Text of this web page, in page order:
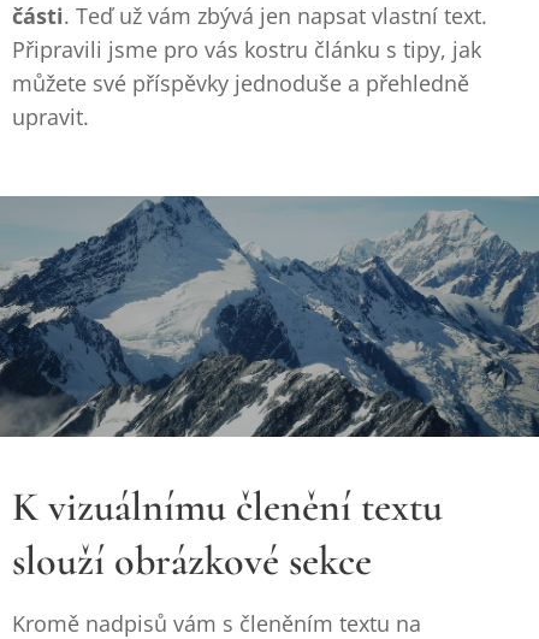
části. Teď už vám zbývá jen napsat vlastní text.
Připravili jsme pro vás kostru článku s tipy, jak
můžete své příspěvky jednoduše a přehledně
upravit.
K vizuálnímu členění textu
slouží obrázkové sekce
Kromě nadpisů vám s členěním textu na